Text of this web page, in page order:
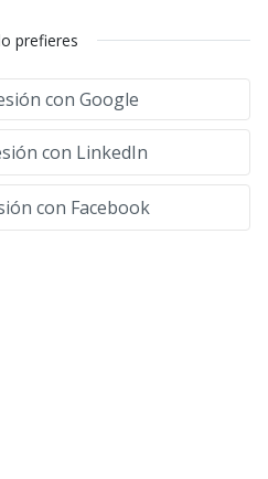
prefieres
con Google
con LinkedIn
con Facebook